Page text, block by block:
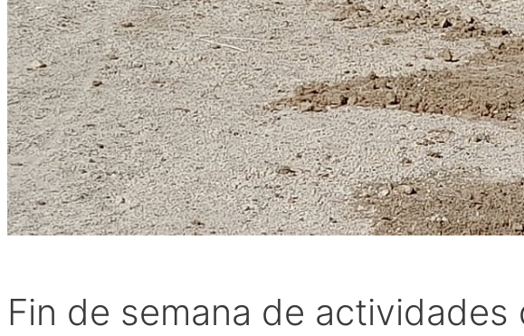
Fin de semana de